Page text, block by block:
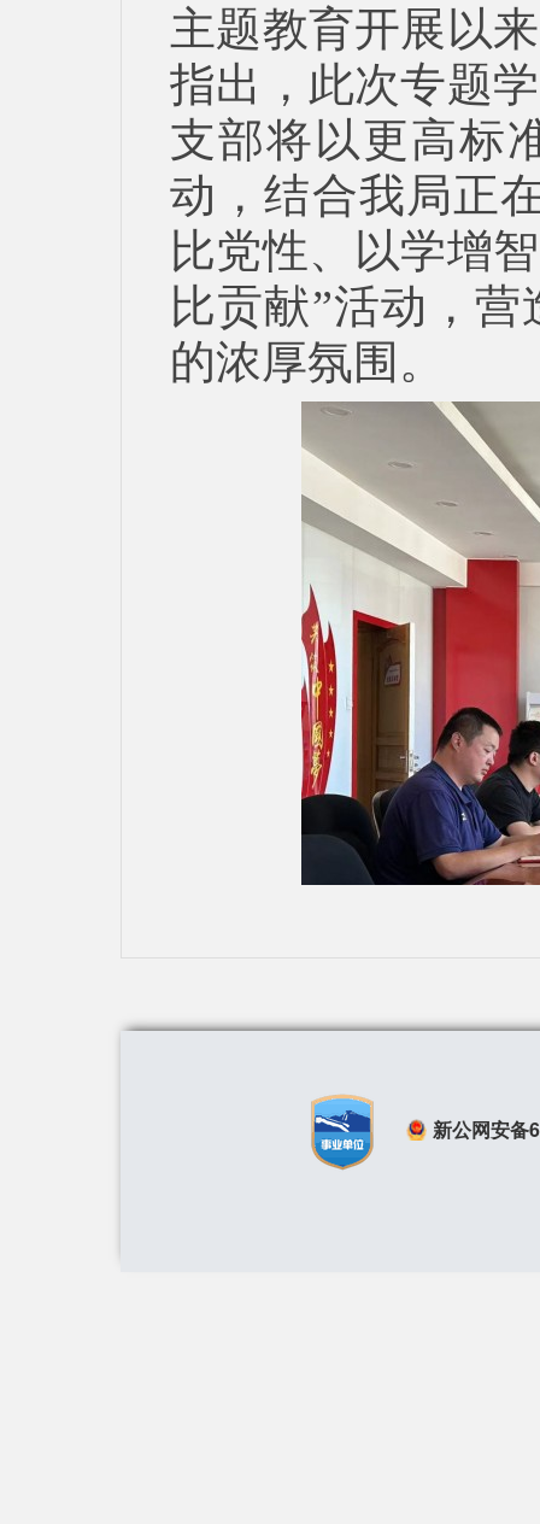
主题教育开展以
指出，此次专题
支部将以更高标
动，结合我局正
比党性、以学增
比贡献”活动，
的浓厚氛围。
新公网安备